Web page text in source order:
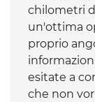
chilometri
un'ottima
proprio
esitate a
che non